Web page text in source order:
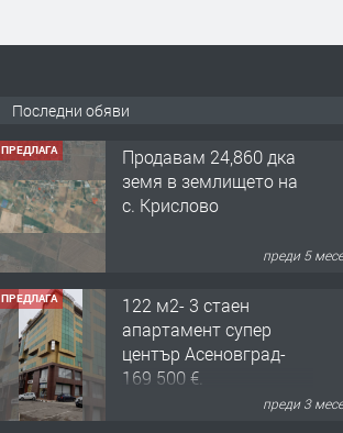
Последни обяви
ПРЕДЛАГА
122 м2- 3 стаен
апартамент супер
център Асеновград-
преди 3
ПРЕДЛАГА
Ретро Остъклена
врата
преди 3